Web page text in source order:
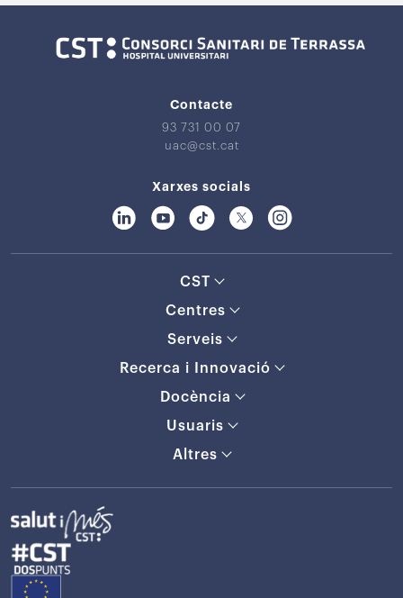
Contacte
93 731 00 07
uac@cst.cat
Xarxes socials
CST
Centres
Serveis
Recerca i Innovació
Docència
Usuaris
Altres